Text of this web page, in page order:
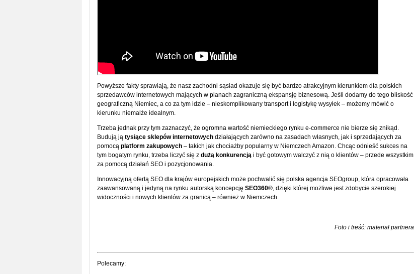
Powyższe fakty sprawiają, że nasz zachodni sąsiad okazuje się być bardzo atrakcyjnym kierunkiem dla polskich
sprzedawców internetowych mających w planach zagraniczną ekspansję biznesową. Jeśli dodamy do tego bliskość
geograficzną Niemiec, a co za tym idzie – nieskomplikowany transport i logistykę wysyłek – możemy mówić o
kierunku niemalże idealnym.
Trzeba jednak przy tym zaznaczyć, że ogromna wartość niemieckiego rynku e-commerce nie bierze się znikąd.
Budują ją tysiące sklepów internetowychdziałających zarówno na zasadach własnych, jak i sprzedających za
pomocą platform zakupowych– takich jak chociażby popularny w Niemczech Amazon. Chcąc odnieść sukces na
tym bogatym rynku, trzeba liczyć się z dużą konkurencją i być gotowym walczyć z nią o klientów – przede wszystkim
za pomocą działań SEO i pozycjonowania.
Innowacyjną ofertą SEO dla krajów europejskich może pochwalić się polska agencja SEOgroup, która opracowała
zaawansowaną i jedyną na rynku autorską koncepcję SEO360®, dzięki której możliwe jest zdobycie szerokiej
widoczności i nowych klientów za granicą – również w Niemczech.
Foto i treść: materiał partnera
Polecamy: